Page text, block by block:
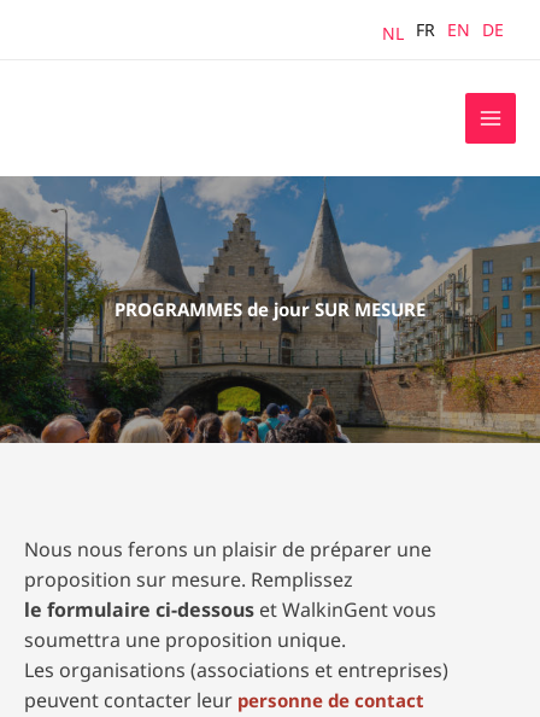
NL FR EN DE
PROGRAMMES de jour SUR MESURE
Nous nous ferons un plaisir de préparer une
proposition sur mesure. Remplissez
le formulaire ci-dessous et WalkinGent vous
soumettra une proposition unique.
Les organisations (associations et entreprises)
peuvent contacter leur personne de contact